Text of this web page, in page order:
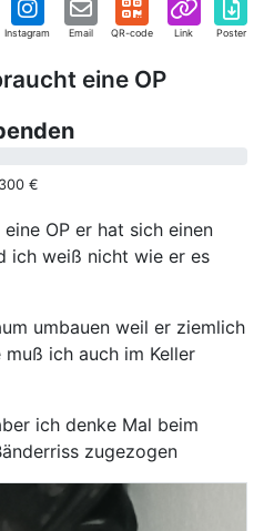
Instagram Email QR-code Link Poster
eine OP
€
OP er hat sich einen
ich weiß nicht wie er es
umbauen weil er ziemlich
ich auch im Keller
ich denke Mal beim
zugezogen